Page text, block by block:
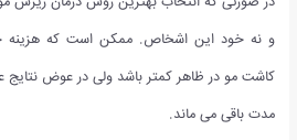
و نه خود این اشخاص. ممکن است که هزینه
کاشت مو در ظاهر کمتر باشد ولی در عوض نتایج
مدت باقی می ماند.